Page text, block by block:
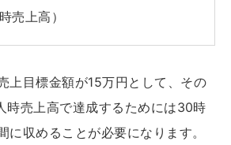
売上高）
上目標金額が15万円として、その
時売上高で達成するためには30時
に収めることが必要になります。